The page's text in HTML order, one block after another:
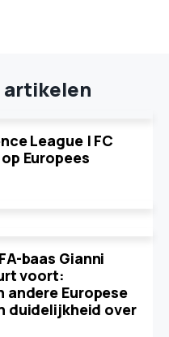
artikelen
League | FC
Europees
baas Gianni
voort:
andere Europese
duidelijkheid over